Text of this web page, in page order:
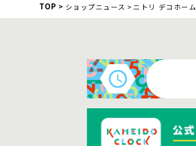
TOP ショップニュース ニトリ デコホーム